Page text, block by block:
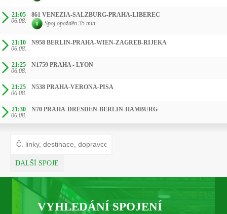
21:05
06.08.
861 VENEZIA-SALZBURG-PRAHA-LIBEREC
Spoj opožděn 35 min
21:10
06.08.
N958 BERLIN-PRAHA-WIEN-ZAGREB-RIJEKA
21:25
06.08.
N1759 PRAHA - LYON
21:25
06.08.
N538 PRAHA-VERONA-PISA
21:30
06.08.
N70 PRAHA-DRESDEN-BERLIN-HAMBURG
DALŠÍ SPOJE
VYHLEDÁNÍ SPOJENÍ